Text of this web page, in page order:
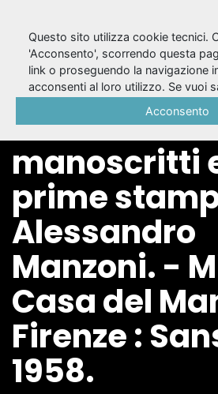
{Le tragedie
secondo i
manoscritti
prime
Alessandro
Manzoni. -
Casa del
Firenze :
1958.
Questo sito utilizza cookie tecnici.
'Acconsento', scorrendo questa
link o proseguendo la navigazione
acconsenti al loro utilizzo. Se vuoi
Acconsento